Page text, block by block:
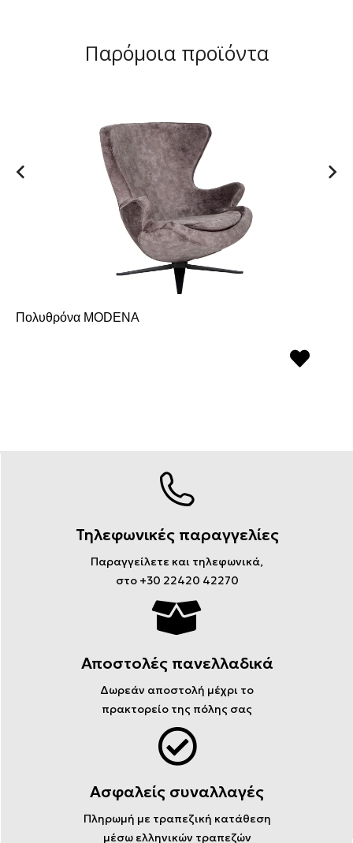
Παρόμοια προϊόντα
Πολυθρόνα MODENA
Τηλεφωνικές παραγγελίες
Παραγγείλετε και τηλεφωνικά,
στο +30 22420 42270
Αποστολές πανελλαδικά
Δωρεάν αποστολή μέχρι το
πρακτορείο της πόλης σας
Ασφαλείς συναλλαγές
Πληρωμή με τραπεζική κατάθεση
μέσω ελληνικών τραπεζών